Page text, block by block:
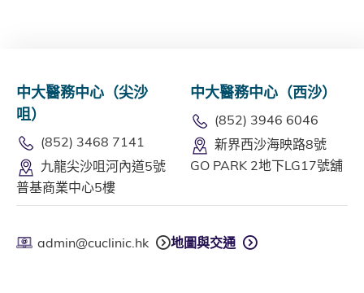
中大醫務中心（尖沙
咀）
(852) 3468 7141
九龍尖沙咀河內道5號
普基商業中心5樓
中大醫務中心（西沙）
(852) 3946 6046
新界西沙海映路8號
GO PARK 2地下LG17號舖
admin@cuclinic.hk 地圖與交通